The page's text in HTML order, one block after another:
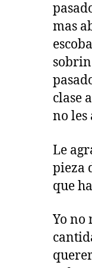
mas
clase
no les
Le
pieza
que
Yo no